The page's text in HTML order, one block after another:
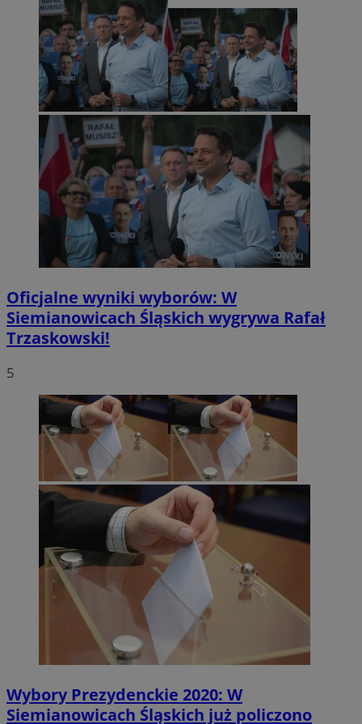
Oficjalne wyniki wyborów: W
Siemianowicach Śląskich wygrywa Rafał
Trzaskowski!
5
Wybory Prezydenckie 2020: W
Siemianowicach Śląskich już policzono